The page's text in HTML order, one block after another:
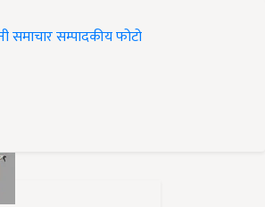
समाचारसम्पादकीयफोटो